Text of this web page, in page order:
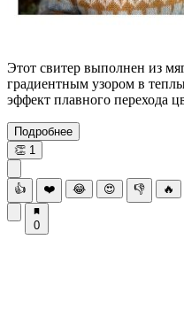
Этот свитер выполнен из
градиентным узором в
эффект плавного перехода
Подробнее
👏 1
👍 ❤️ 😂 😍 👎 🔥
0